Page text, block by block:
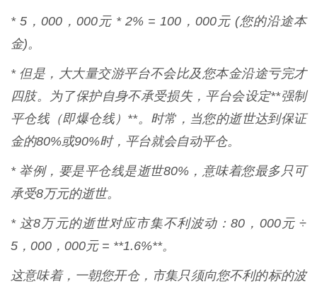
* 5，000，000元 * 2% = 100，000元 (您的沿途本
金)。
* 但是，大大量交游平台不会比及您本金沿途亏完才
四肢。为了保护自身不承受损失，平台会设定**强制
平仓线（即爆仓线）**。时常，当您的逝世达到保证
金的80%或90%时，平台就会自动平仓。
* 举例，要是平仓线是逝世80%，意味着您最多只可
承受8万元的逝世。
* 这8万元的逝世对应市集不利波动：80，000元 ÷
5，000，000元 = **1.6%**。
这意味着，一朝您开仓，市集只须向您不利的标的波